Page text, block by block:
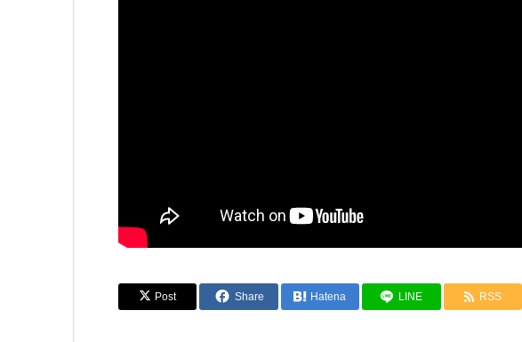
Post Share Hatena LINE RSS